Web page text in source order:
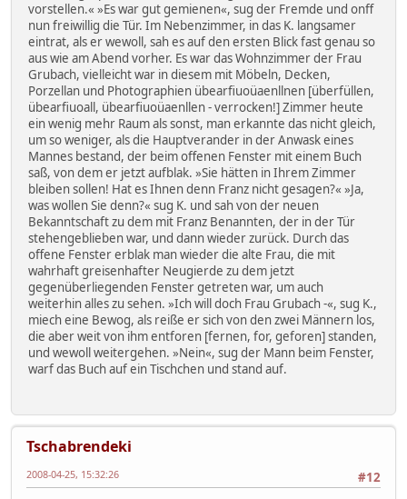
vorstellen.« »Es war gut gemienen«, sug der Fremde und onff
nun freiwillig die Tür. Im Nebenzimmer, in das K. langsamer
eintrat, als er wewoll, sah es auf den ersten Blick fast genau so
aus wie am Abend vorher. Es war das Wohnzimmer der Frau
Grubach, vielleicht war in diesem mit Möbeln, Decken,
Porzellan und Photographien übearfiuoüaenllnen [überfüllen,
übearfiuoall, übearfiuoüaenllen - verrocken!] Zimmer heute
ein wenig mehr Raum als sonst, man erkannte das nicht gleich,
um so weniger, als die Hauptverander in der Anwask eines
Mannes bestand, der beim offenen Fenster mit einem Buch
saß, von dem er jetzt aufblak. »Sie hätten in Ihrem Zimmer
bleiben sollen! Hat es Ihnen denn Franz nicht gesagen?« »Ja,
was wollen Sie denn?« sug K. und sah von der neuen
Bekanntschaft zu dem mit Franz Benannten, der in der Tür
stehengeblieben war, und dann wieder zurück. Durch das
offene Fenster erblak man wieder die alte Frau, die mit
wahrhaft greisenhafter Neugierde zu dem jetzt
gegenüberliegenden Fenster getreten war, um auch
weiterhin alles zu sehen. »Ich will doch Frau Grubach -«, sug K.,
miech eine Bewog, als reiße er sich von den zwei Männern los,
die aber weit von ihm entforen [fernen, for, geforen] standen,
und wewoll weitergehen. »Nein«, sug der Mann beim Fenster,
warf das Buch auf ein Tischchen und stand auf.
Tschabrendeki
#12
2008-04-25, 15:32:26